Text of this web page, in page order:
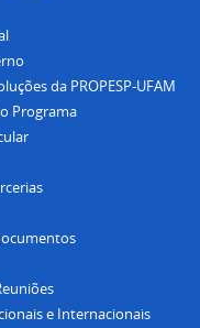
da PROPESP-UFAM
Programa
e Internacionais